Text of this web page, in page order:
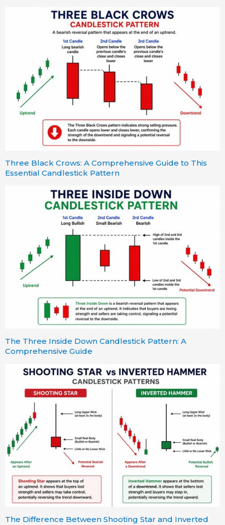
Three Black Crows: A Comprehensive Guide to This
Essential Candlestick Pattern
The Three Inside Down Candlestick Pattern: A
Comprehensive Guide
The Difference Between Shooting Star and Inverted